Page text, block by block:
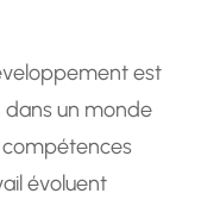
est
dans un monde
compétences
évoluent